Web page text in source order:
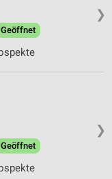
❯
Geöffnet
❯
Geöffnet
von